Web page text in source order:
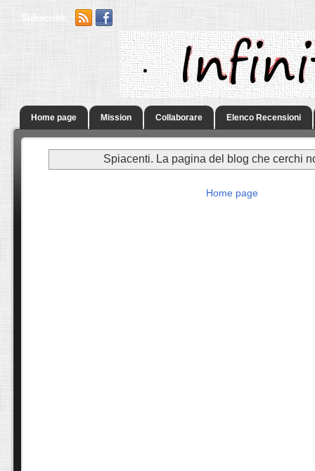
Subscribe:
.
Home page Mission Collaborare Elenco Recensioni
Spiacenti. La pagina del blog che cerchi
Home page